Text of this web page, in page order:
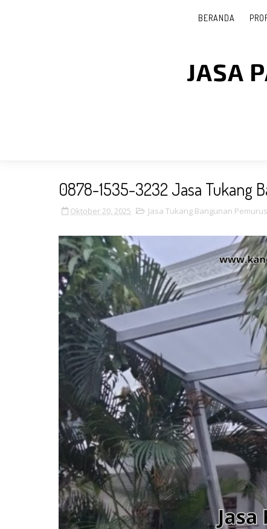
BERANDA
JASA
0878-1535-3232 Jasa Tukang
Oktober 20, 2025 Jasa Tukang Bangunan